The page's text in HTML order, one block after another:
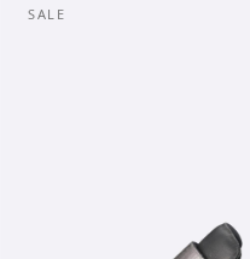
SALE